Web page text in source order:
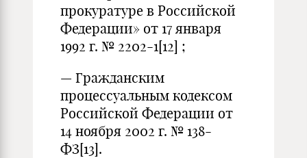
прокуратуре в Российской
Федерации» от 17 января
1992 г. № 2202-1[12] ;
— Гражданским
процессуальным кодексом
Российской Федерации от
14 ноября 2002 г. № 138-
ФЗ[13].